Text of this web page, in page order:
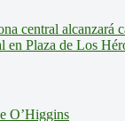
central alcanzará
en Plaza de Los
O’Higgins